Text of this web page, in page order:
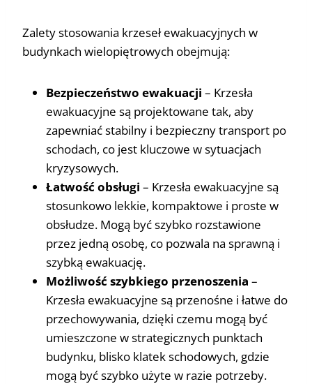
Zalety stosowania krzeseł ewakuacyjnych w
budynkach wielopiętrowych obejmują:
Bezpieczeństwo ewakuacji – Krzesła
ewakuacyjne są projektowane tak, aby
zapewniać stabilny i bezpieczny transport po
schodach, co jest kluczowe w sytuacjach
kryzysowych.
Łatwość obsługi – Krzesła ewakuacyjne są
stosunkowo lekkie, kompaktowe i proste w
obsłudze. Mogą być szybko rozstawione
przez jedną osobę, co pozwala na sprawną i
szybką ewakuację.
Możliwość szybkiego przenoszenia –
Krzesła ewakuacyjne są przenośne i łatwe do
przechowywania, dzięki czemu mogą być
umieszczone w strategicznych punktach
budynku, blisko klatek schodowych, gdzie
mogą być szybko użyte w razie potrzeby.